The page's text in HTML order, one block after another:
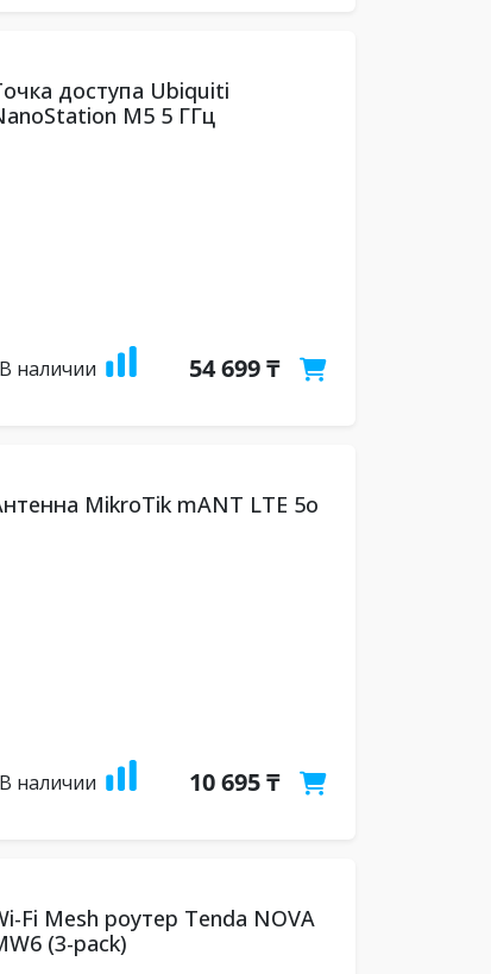
доступа Ubiquiti
M5 5 ГГц
В наличии 54 699 ₸
MikroTik mANT LTE 5o
В наличии 10 695 ₸
Fi Mesh роутер Tenda NOVA
(3-pack)